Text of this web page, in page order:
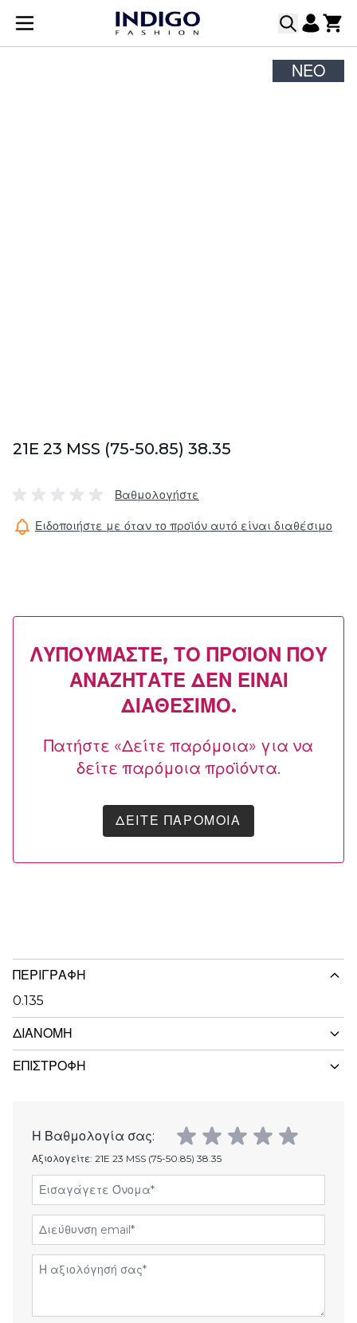
Μετάβαση στο περιεχόμενο
ΝΈΟ
21E 23 MSS (75-50.85) 38.35
Βαθμολογήστε
Ειδοποιήστε με όταν το προϊόν αυτό είναι διαθέσιμο
ΛΥΠΟΎΜΑΣΤΕ, ΤΟ ΠΡΟΪΌΝ ΠΟΥ
ΑΝΑΖΗΤΆΤΕ ΔΕΝ ΕΊΝΑΙ
ΔΙΑΘΈΣΙΜΟ.
Πατήστε «Δείτε παρόμοια» για να
δείτε παρόμοια προϊόντα.
ΔΕΊΤΕ ΠΑΡΌΜΟΙΑ
ΠΕΡΙΓΡΑΦΉ
0.135
ΔΙΑΝΟΜΉ
ΕΠΙΣΤΡΟΦΉ
Η Βαθμολογία σας:
Αξιολογείτε: 21E 23 MSS (75-50.85) 38.35
Εισαγάγετε Όνομα
Διεύθυνση email
Αξιολόγηση